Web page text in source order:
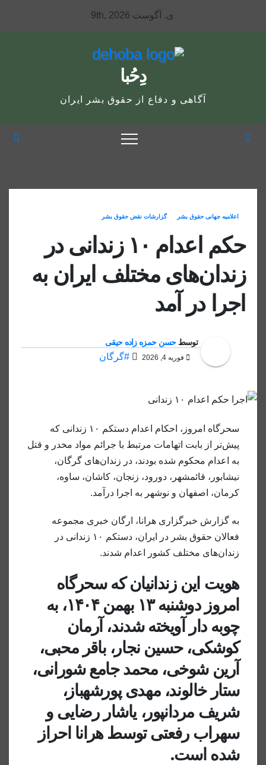
ی. آگوست 9th, 2026
دِحُبا
آگاهی و دفاع از حقوق بشر ایران
اعلاميه جهانی حقوق بشر گزارشات نقض حقوق بشر
حکم اعدام ۱۰ زندانی در
زندان‌های مختلف ایران به
اجرا در آمد
توسطحسن حمزه زاده حیقی
فوریه 4, 2026 #گرگان
سحرگاه امروز، احکام اعدام دستکم ۱۰ زندانی که
پیش‌تر از بابت اتهامات مرتبط با جرائم مواد مخدر و قتل
به اعدام محکوم شده بودند، در زندان‌های گرگان،
نیشابور، قائمشهر، دورود، زنجان، کاشان، ساوه،
کرمان، اصفهان و نوشهر به اجرا درآمد.
به گزارش خبرگزاری هرانا، ارگان خبری مجموعه
فعالان حقوق بشر در ایران، دستکم ۱۰ زندانی در
زندان‌های مختلف کشور اعدام شدند.
هویت این زندانیان که سحرگاه
امروز دوشنبه ۱۳ بهمن‌ ۱۴۰۴، به
چوبه دار آویخته شدند، آرمان
کوشکی، حسین نجار، باقر محبی،
آرین شوخی، محمد جامع شورانی،
ستار خالوند، مهدی پورشهباز،
شریف مردانپور، یاشار رضایی و
سهراب رفعتی توسط هرانا احراز
شده است.